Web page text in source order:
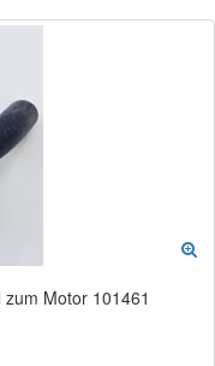
Motor 101461